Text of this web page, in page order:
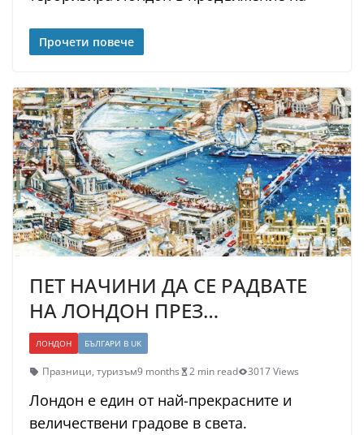
Прочети повече
ПЕТ НАЧИНИ ДА СЕ РАДВАТЕ
НА ЛОНДОН ПРЕЗ…
ЛОНДОН БЪЛГАРИ В UK
Празници, туризъм9 months 2 min read 3017 Views
Лондон е един от най-прекрасните и
величествени градове в света.